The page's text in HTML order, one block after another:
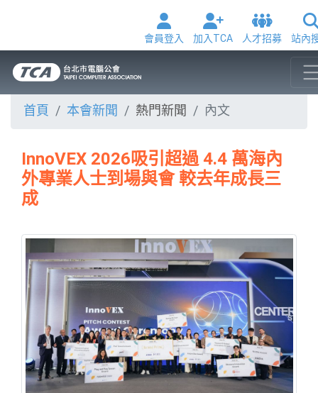
會員登入 加入TCA 人才招募 站內
首頁 本會新聞 熱門新聞 內文
InnoVEX 2026吸引超過 4.4 萬海內
外專業人士到場與會 較去年成長三
成